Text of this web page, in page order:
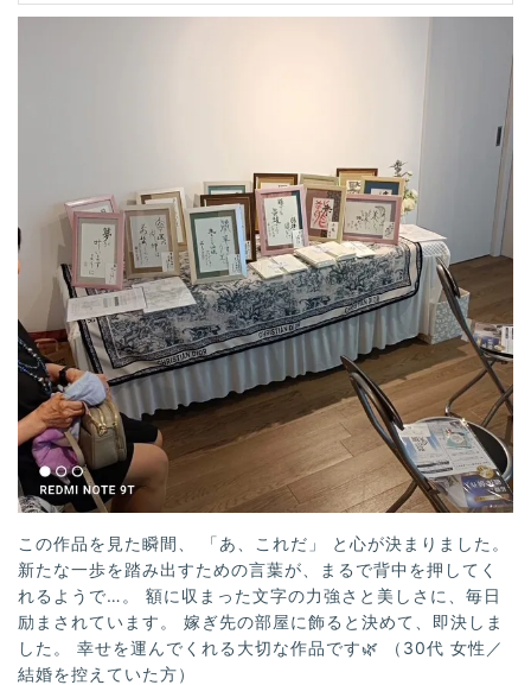
この作品を見た瞬間、 「あ、これだ」 と心が決まりました。
新たな一歩を踏み出すための言葉が、まるで背中を押してく
れるようで…。 額に収まった文字の力強さと美しさに、毎日
励まされています。 嫁ぎ先の部屋に飾ると決めて、即決しま
した。 幸せを運んでくれる大切な作品です🌿 （30代 女性／
結婚を控えていた方）